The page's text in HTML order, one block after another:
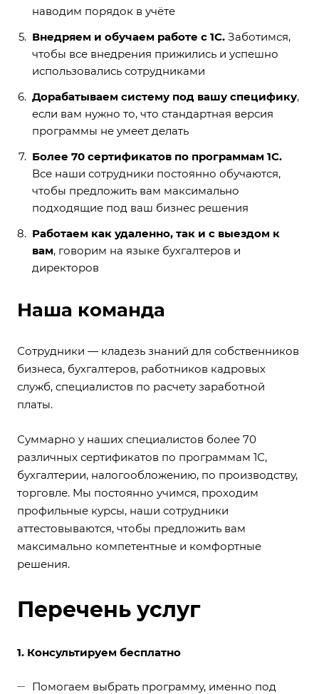
наводим порядок в учёте
Внедряем и обучаем работе с 1С. Заботимся,
чтобы все внедрения прижились и успешно
использовались сотрудниками
Дорабатываем систему под вашу специфику,
если вам нужно то, что стандартная версия
программы не умеет делать
Более 70 сертификатов по программам 1С.
Все наши сотрудники постоянно обучаются,
чтобы предложить вам максимально
подходящие под ваш бизнес решения
Работаем как удаленно, так и с выездом к
вам, говорим на языке бухгалтеров и
директоров
Наша команда
Сотрудники — кладезь знаний для собственников
бизнеса, бухгалтеров, работников кадровых
служб, специалистов по расчету заработной
платы.
Суммарно у наших специалистов более 70
различных сертификатов по программам 1С,
бухгалтерии, налогообложению, по производству,
торговле. Мы постоянно учимся, проходим
профильные курсы, наши сотрудники
аттестовываются, чтобы предложить вам
максимально компетентные и комфортные
решения.
Перечень услуг
1. Консультируем бесплатно
Помогаем выбрать программу, именно под